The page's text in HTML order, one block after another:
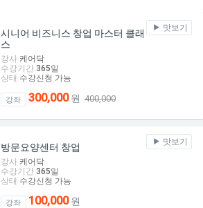
맛보기
시니어 비즈니스 창업 마스터 클래
스
강사 케어닥
수강기간 365일
상태 수강신청 가능
강좌 300,000원400,000
맛보기
방문요양센터 창업
강사 케어닥
수강기간 365일
상태 수강신청 가능
강좌 100,000원